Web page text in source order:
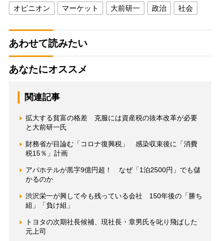
オピニオン マーケット 大前研一 政治 社会
あわせて読みたい
あなたにオススメ
関連記事
拡大する貧富の格差 克服には資産税の抜本改革が必要
と大前研一氏
財務省が目論む「コロナ復興税」 感染収束後に「消費
税15％」計画
アパホテルが黒字9億円超！ なぜ「1泊2500円」でも儲
かるのか
渋沢栄一が興して今も残っている会社 150年後の「勝ち
組」「負け組」
トヨタの次期社長候補、現社長・章男氏を叱り飛ばした
元上司